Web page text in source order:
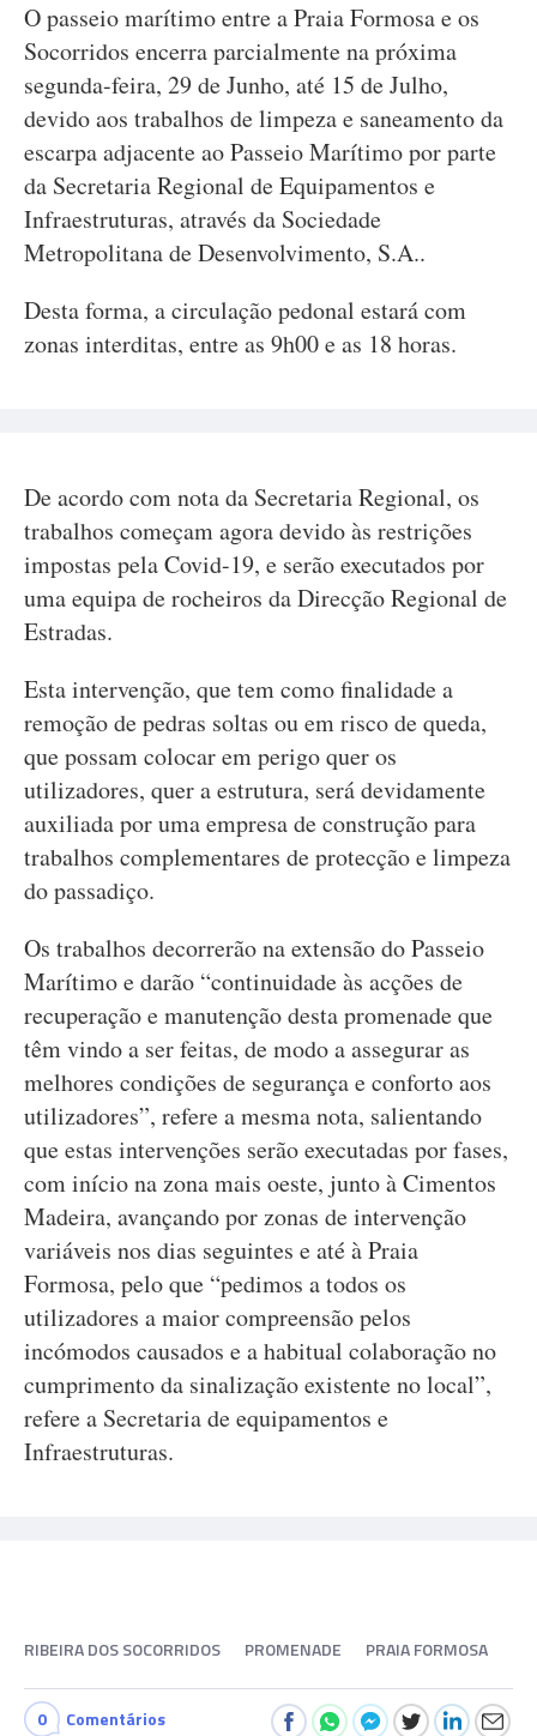
O passeio marítimo entre a Praia Formosa e os
Socorridos encerra parcialmente na próxima
segunda-feira, 29 de Junho, até 15 de Julho,
devido aos trabalhos de limpeza e saneamento da
escarpa adjacente ao Passeio Marítimo por parte
da Secretaria Regional de Equipamentos e
Infraestruturas, através da Sociedade
Metropolitana de Desenvolvimento, S.A..
Desta forma, a circulação pedonal estará com
zonas interditas, entre as 9h00 e as 18 horas.
De acordo com nota da Secretaria Regional, os
trabalhos começam agora devido às restrições
impostas pela Covid-19, e serão executados por
uma equipa de rocheiros da Direcção Regional de
Estradas.
Esta intervenção, que tem como finalidade a
remoção de pedras soltas ou em risco de queda,
que possam colocar em perigo quer os
utilizadores, quer a estrutura, será devidamente
auxiliada por uma empresa de construção para
trabalhos complementares de protecção e limpeza
do passadiço.
Os trabalhos decorrerão na extensão do Passeio
Marítimo e darão “continuidade às acções de
recuperação e manutenção desta promenade que
têm vindo a ser feitas, de modo a assegurar as
melhores condições de segurança e conforto aos
utilizadores”, refere a mesma nota, salientando
que estas intervenções serão executadas por fases,
com início na zona mais oeste, junto à Cimentos
Madeira, avançando por zonas de intervenção
variáveis nos dias seguintes e até à Praia
Formosa, pelo que “pedimos a todos os
utilizadores a maior compreensão pelos
incómodos causados e a habitual colaboração no
cumprimento da sinalização existente no local”,
refere a Secretaria de equipamentos e
Infraestruturas.
RIBEIRA DOS SOCORRIDOS PROMENADE PRAIA FORMOSA
0 Comentários